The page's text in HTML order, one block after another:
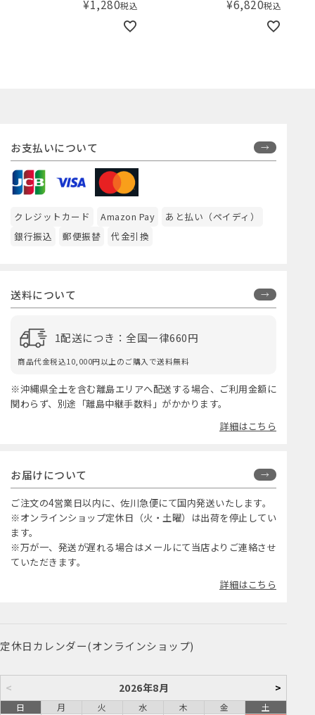
¥1,280税込
綿 赤ちゃん フード付きバス
¥6,820税込
お支払いについて
クレジットカード Amazon Pay
あと払い（ペイディ）
銀行振込
郵便振替 代金引換
送料について
1配送につき：全国一律660円
商品代金税込10,000円以上のご購入で送料無料
※沖縄県全土を含む離島エリアへ配送する場合、ご利用金額に
関わらず、別途「離島中継手数料」がかかります。
詳細はこちら
お届けについて
ご注文の4営業日以内に、佐川急便にて国内発送いたします。
※オンラインショップ定休日（火・土曜）は出荷を停止してい
ます。
※万が一、発送が遅れる場合はメールにて当店よりご連絡させ
ていただきます。
詳細はこちら
定休日カレンダー(オンラインショップ)
< 2026年8月 >
日 月 火 水 木 金
土